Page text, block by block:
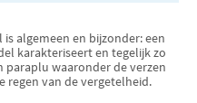
algemeen en bijzonder: een
karakteriseert en tegelijk zo
paraplu waaronder de verzen
regen van de vergetelheid.